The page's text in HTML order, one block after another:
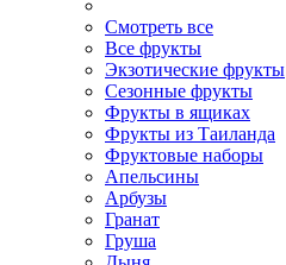
Смотреть все
Все фрукты
Экзотические фрукты
Сезонные фрукты
Фрукты в ящиках
Фрукты из Таиланда
Фруктовые наборы
Апельсины
Арбузы
Гранат
Груша